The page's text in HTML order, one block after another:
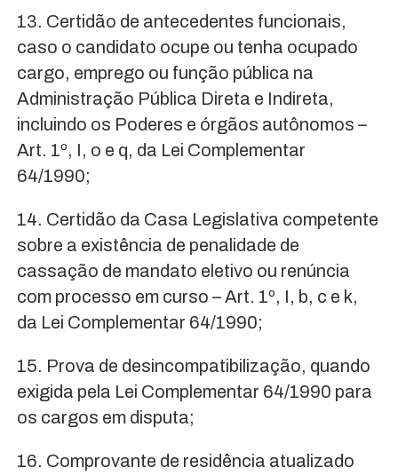
13. Certidão de antecedentes funcionais,
caso o candidato ocupe ou tenha ocupado
cargo, emprego ou função pública na
Administração Pública Direta e Indireta,
incluindo os Poderes e órgãos autônomos –
Art. 1º, I, o e q, da Lei Complementar
64/1990;
14. Certidão da Casa Legislativa competente
sobre a existência de penalidade de
cassação de mandato eletivo ou renúncia
com processo em curso – Art. 1º, I, b, c e k,
da Lei Complementar 64/1990;
15. Prova de desincompatibilização, quando
exigida pela Lei Complementar 64/1990 para
os cargos em disputa;
16. Comprovante de residência atualizado